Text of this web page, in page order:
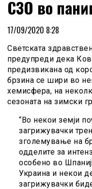
СЗО во
17/09/2020 8:28
Светската
предупреди дека
предизвикана од
брзина се шири во
хемисфера, на
сезоната на зимски
“Во некои земји
загрижувачки
зголемување на
одделите за
особено во
Украина и некои
загрижувачки